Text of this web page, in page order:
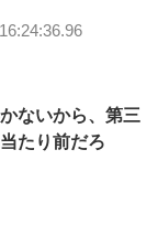
ないから、第三
たり前だろ